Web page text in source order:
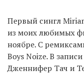
Первый сингл
из моих любимых
ноябре. С
Boys Noize. В
Дженнифер Тач и